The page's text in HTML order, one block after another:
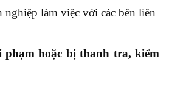
nghiệp làm việc với các bên liên
hoặc bị thanh tra, kiểm